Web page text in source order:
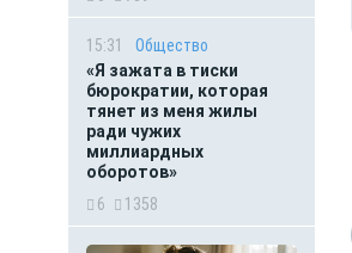
15:31
Общество
«Я зажата в тиски
бюрократии, которая
тянет из меня жилы
ради чужих
миллиардных
оборотов»
6
1358